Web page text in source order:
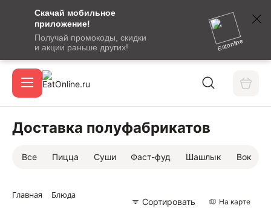
Скачай мобильное
приложение!
Получай промокоды, скидки
и акции раньше других!
Eatonline
сообщение
кодом
подтверждения
Акции
Доставка полуфабрикатов
Все Пицца Суши Фаст-фуд Шашлык Вок
Главная Блюда
Сортировать На карте